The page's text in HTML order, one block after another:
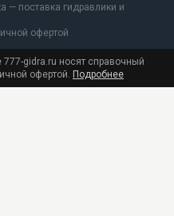
— поставка гидравлики и
офертой
gidra.ru носят справочный
офертой. Подробнее